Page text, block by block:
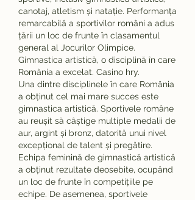
canotaj, atletism și natație. Performanța
remarcabilă a sportivilor români a adus
țării un loc de frunte în clasamentul
general al Jocurilor Olimpice.
Gimnastica artistică, o disciplină în care
România a excelat. Casino hry.
Una dintre disciplinele în care România
a obținut cel mai mare succes este
gimnastica artistică. Sportivele române
au reușit să câștige multiple medalii de
aur, argint și bronz, datorită unui nivel
excepțional de talent și pregătire.
Echipa feminină de gimnastică artistică
a obținut rezultate deosebite, ocupând
un loc de frunte în competițiile pe
echipe. De asemenea, sportivele